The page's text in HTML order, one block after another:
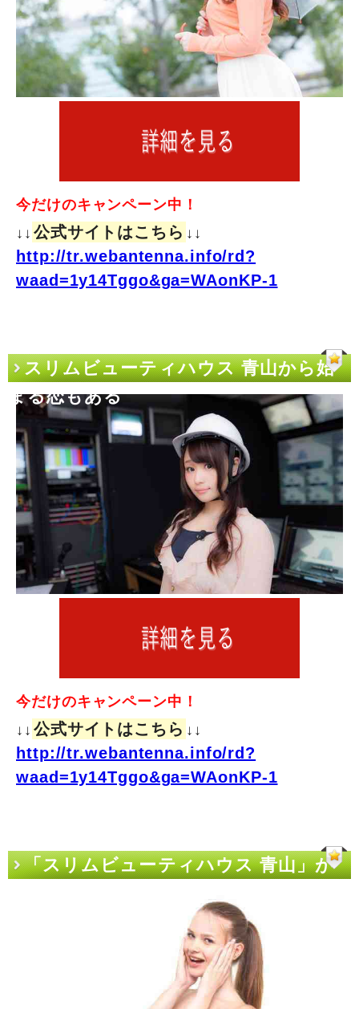
今だけのキャンペーン中！
↓↓ 公式サイトはこちら ↓↓
http://tr.webantenna.info/rd?
waad=1y14Tggo&ga=WAonKP-1
スリムビューティハウス 青山から始
まる恋もある
今だけのキャンペーン中！
↓↓ 公式サイトはこちら ↓↓
http://tr.webantenna.info/rd?
waad=1y14Tggo&ga=WAonKP-1
「スリムビューティハウス 青山」が